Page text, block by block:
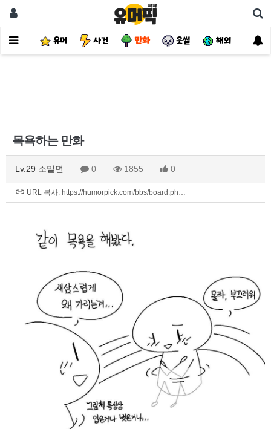
유머 사건 만화 웃썰 해외 핫
목욕하는 만화
Lv.29 소밀면 0 1855 0
URL 복사: https://humorpick.com/bbs/board.ph…